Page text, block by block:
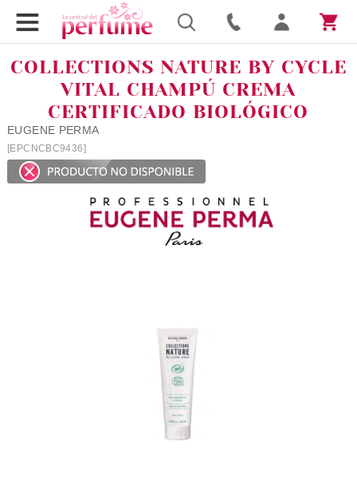
COLLECTIONS NATURE BY CYCLE
VITAL CHAMPÚ CREMA
CERTIFICADO BIOLÓGICO
EUGENE PERMA
[EPCNCBC9436]